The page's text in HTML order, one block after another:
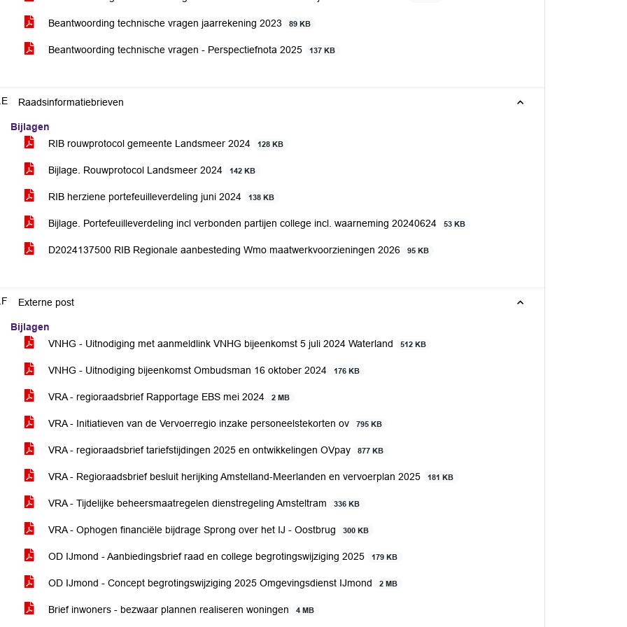
Beantwoording technische vragen jaarrekening 2023 89 KB
Beantwoording technische vragen - Perspectiefnota 2025 137 KB
Raadsinformatiebrieven
Bijlagen
RIB rouwprotocol gemeente Landsmeer 2024
128 KB
Bijlage. Rouwprotocol Landsmeer 2024 142 KB
RIB herziene portefeuilleverdeling juni 2024 138 KB
Bijlage. Portefeuilleverdeling incl verbonden partijen college incl. waarneming 20240624 53 KB
D2024137500 RIB Regionale aanbesteding Wmo maatwerkvoorzieningen 2026 95 KB
Externe post
Bijlagen
VNHG - Uitnodiging met aanmeldlink VNHG bijeenkomst 5 juli 2024 Waterland
512 KB
VNHG - Uitnodiging bijeenkomst Ombudsman 16 oktober 2024 176 KB
VRA - regioraadsbrief Rapportage EBS mei 2024 2 MB
VRA - Initiatieven van de Vervoerregio inzake personeelstekorten ov 795 KB
VRA - regioraadsbrief tariefstijdingen 2025 en ontwikkelingen OVpay 877 KB
VRA - Regioraadsbrief besluit herijking Amstelland-Meerlanden en vervoerplan 2025 181 KB
VRA - Tijdelijke beheersmaatregelen dienstregeling Amsteltram 336 KB
VRA - Ophogen financiële bijdrage Sprong over het IJ - Oostbrug 300 KB
OD IJmond - Aanbiedingsbrief raad en college begrotingswijziging 2025 179 KB
OD IJmond - Concept begrotingswijziging 2025 Omgevingsdienst IJmond 2 MB
Brief inwoners - bezwaar plannen realiseren woningen 4 MB